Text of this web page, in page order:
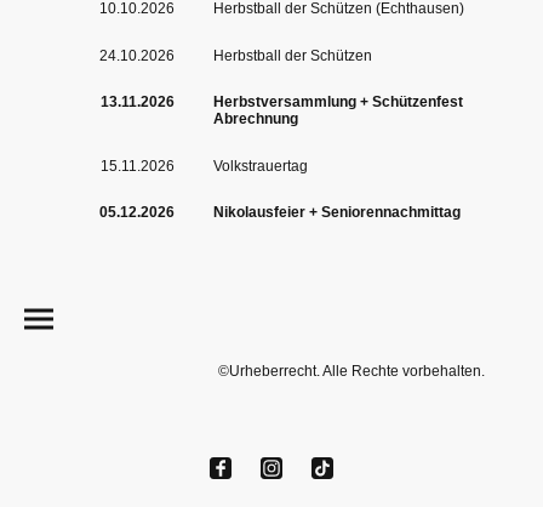
10.10.2026 Herbstball der Schützen (Echthausen)
24.10.2026 Herbstball der Schützen
13.11.2026
Herbstversammlung + Schützenfest
Abrechnung
15.11.2026 Volkstrauertag
05.12.2026 Nikolausfeier + Seniorennachmittag
©Urheberrecht. Alle Rechte vorbehalten.